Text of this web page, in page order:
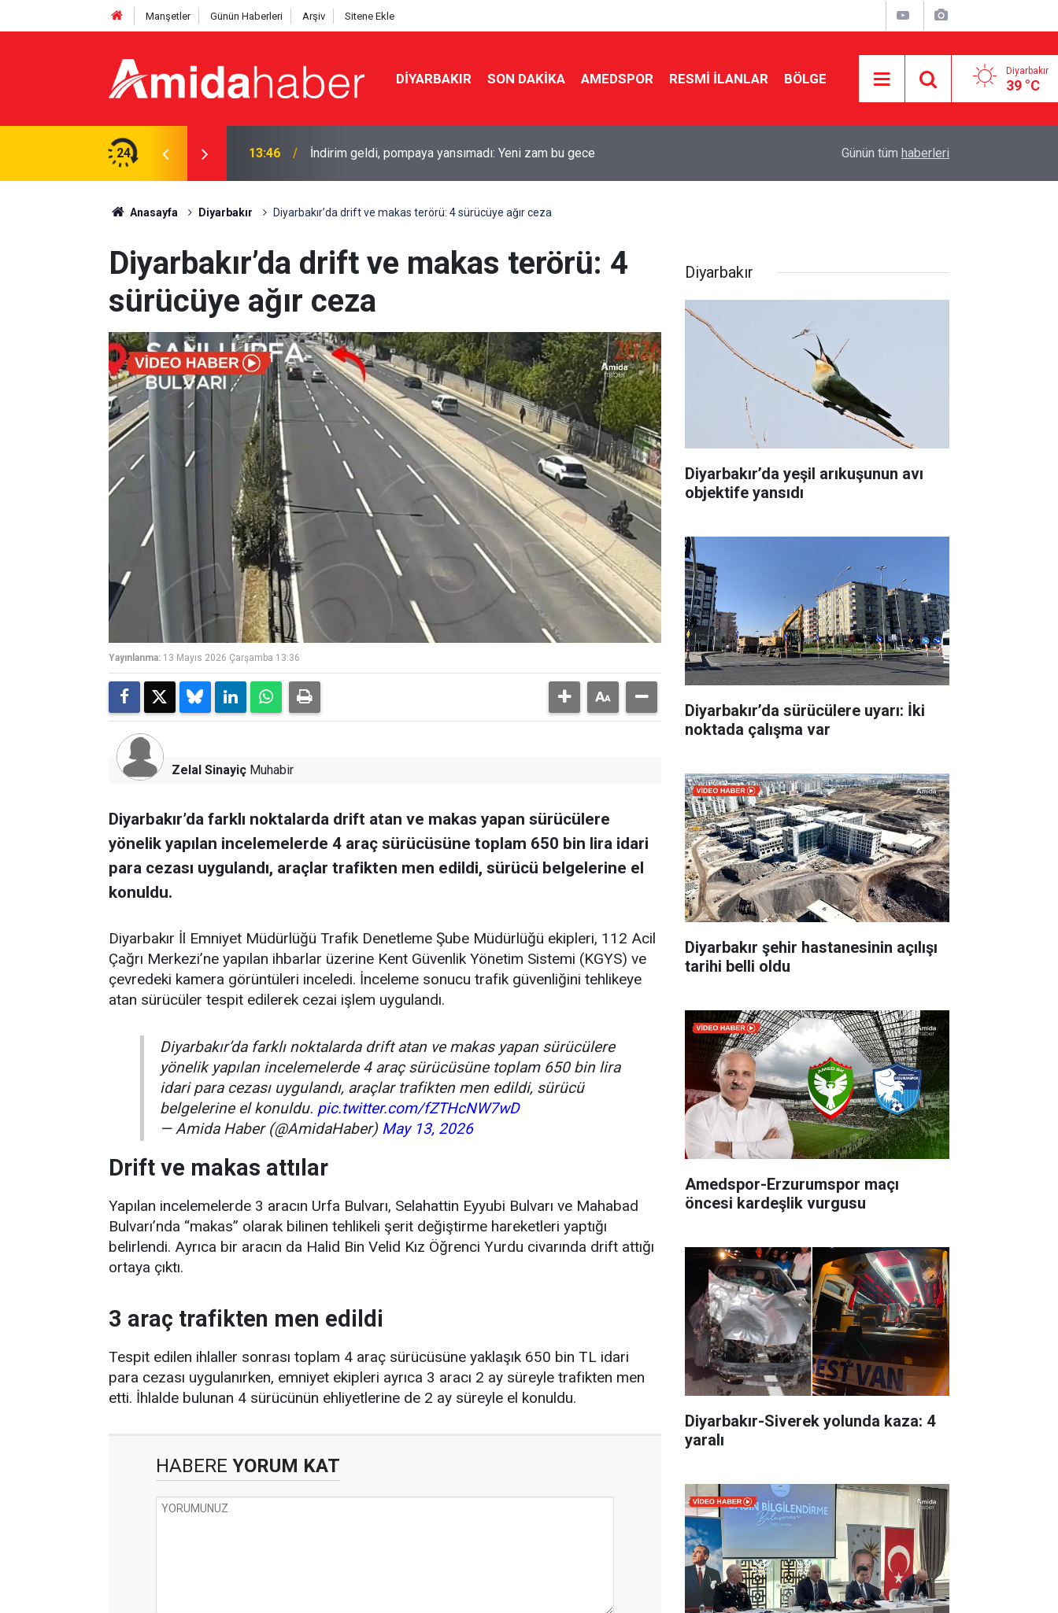
Manşetler Günün Haberleri Arşiv Sitene Ekle
DIYARBAKIR SON DAKIKA AMEDSPOR RESMI İLANLAR BÖLGE Diyarbakır
39 °C
24
Yeni zam bu gece 12:56 Amedspor-Erzurumspor maçı öncesi kardeşlik vurgusu 2026-2027 eğitim öğretim yılı takvimi belli
Günün tüm haberleri
Anasayfa Diyarbakır Diyarbakır’da drift ve makas terörü: 4 sürücüye ağır ceza
Diyarbakır’da drift ve makas terörü: 4
sürücüye ağır ceza
Yayınlanma: 13 Mayıs 2026 Çarşamba 13:36
Zelal Sinayiç Muhabir
Diyarbakır’da farklı noktalarda drift atan ve makas yapan sürücülere
yönelik yapılan incelemelerde 4 araç sürücüsüne toplam 650 bin lira idari
para cezası uygulandı, araçlar trafikten men edildi, sürücü belgelerine el
konuldu.
Diyarbakır İl Emniyet Müdürlüğü Trafik Denetleme Şube Müdürlüğü ekipleri, 112 Acil
Çağrı Merkezi’ne yapılan ihbarlar üzerine Kent Güvenlik Yönetim Sistemi (KGYS) ve
çevredeki kamera görüntüleri inceledi. İnceleme sonucu trafik güvenliğini tehlikeye
atan sürücüler tespit edilerek cezai işlem uygulandı.
Diyarbakır’da farklı noktalarda drift atan ve makas yapan sürücülere
yönelik yapılan incelemelerde 4 araç sürücüsüne toplam 650 bin lira
idari para cezası uygulandı, araçlar trafikten men edildi, sürücü
belgelerine el konuldu. pic.twitter.com/fZTHcNW7wD
— Amida Haber (@AmidaHaber) May 13, 2026
Drift ve makas attılar
Yapılan incelemelerde 3 aracın Urfa Bulvarı, Selahattin Eyyubi Bulvarı ve Mahabad
Bulvarı’nda “makas” olarak bilinen tehlikeli şerit değiştirme hareketleri yaptığı
belirlendi. Ayrıca bir aracın da Halid Bin Velid Kız Öğrenci Yurdu civarında drift attığı
ortaya çıktı.
3 araç trafikten men edildi
Tespit edilen ihlaller sonrası toplam 4 araç sürücüsüne yaklaşık 650 bin TL idari
para cezası uygulanırken, emniyet ekipleri ayrıca 3 aracı 2 ay süreyle trafikten men
etti. İhlalde bulunan 4 sürücünün ehliyetlerine de 2 ay süreyle el konuldu.
HABERE YORUM KAT
Diyarbakır
Diyarbakır’da yeşil arıkuşunun avı
objektife yansıdı
Diyarbakır’da sürücülere uyarı: İki
noktada çalışma var
Diyarbakır şehir hastanesinin açılışı
tarihi belli oldu
Amedspor-Erzurumspor maçı
öncesi kardeşlik vurgusu
Diyarbakır-Siverek yolunda kaza: 4
yaralı